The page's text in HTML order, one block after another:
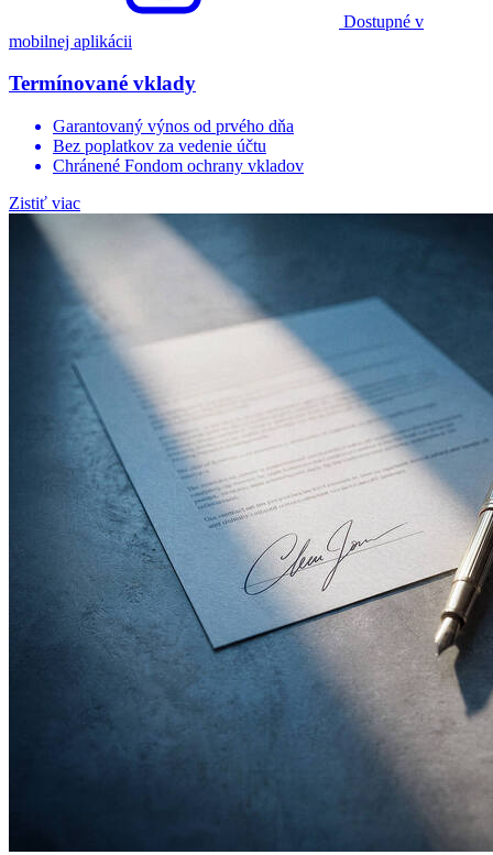
Dostupné v
mobilnej aplikácii
Termínované vklady
Garantovaný výnos od prvého dňa
Bez poplatkov za vedenie účtu
Chránené Fondom ochrany vkladov
Zistiť viac